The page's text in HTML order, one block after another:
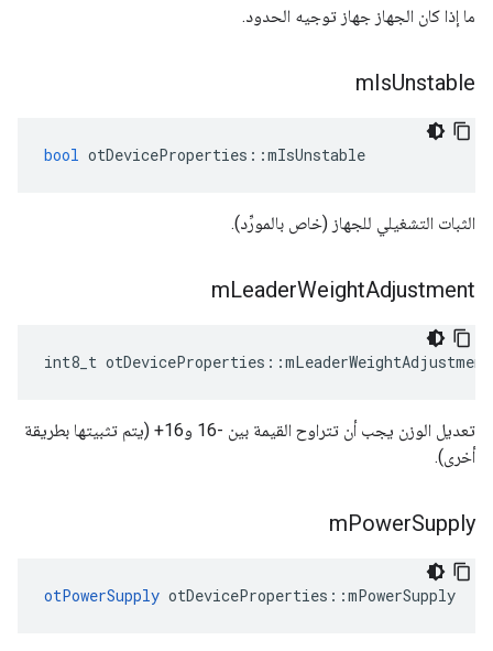
ما إذا كان الجهاز جهاز توجيه الحدود.
mIsUnstable
bool otDeviceProperties ::mIsUnstable
الثبات التشغيلي للجهاز (خاص بالمورِّد).
mLeaderWeightAdjustment
int8_t otDeviceProperties ::mLeaderWeightAdjustment
تعديل الوزن يجب أن تتراوح القيمة بين -16 و16+ (يتم تثبيتها بطريقة
أخرى).
mPowerSupply
otPowerSupply otDeviceProperties ::mPowerSupply